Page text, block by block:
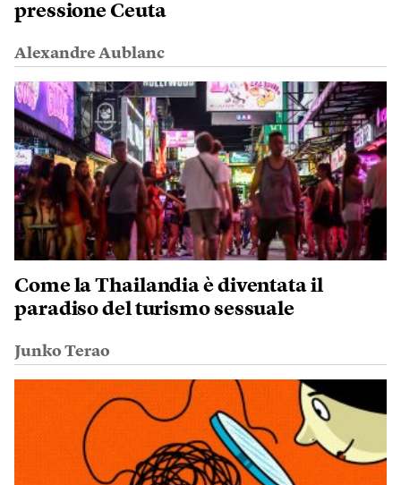
pressione Ceuta
Alexandre Aublanc
Come la Thailandia è diventata il
paradiso del turismo sessuale
Junko Terao